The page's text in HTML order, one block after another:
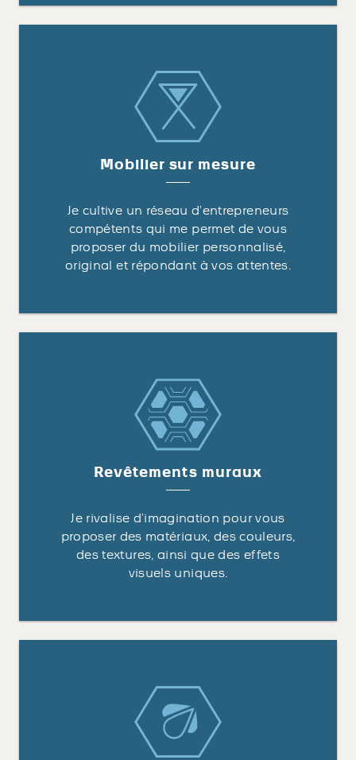
Mobilier sur mesure
Je cultive un réseau d’entrepreneurs
compétents qui me permet de vous
proposer du mobilier personnalisé,
original et répondant à vos attentes.
Revêtements muraux
Je rivalise d’imagination pour vous
proposer des matériaux, des couleurs,
des textures, ainsi que des effets
visuels uniques.